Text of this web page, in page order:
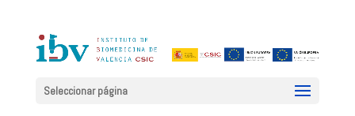
Seleccionar página